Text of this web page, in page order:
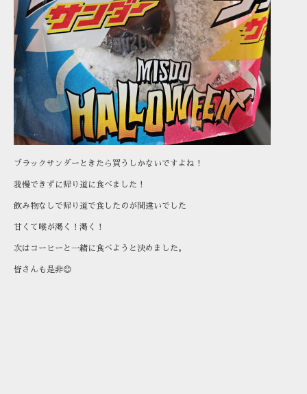
ブラックサンダーときたら買うしかないですよね！
我慢できずに帰り道に食べました！
飲み物なしで帰り道で食したのが間違いでした
甘くて喉が渇く！渇く！
次はコーヒーと一緒に食べようと決めました。
皆さんも是非😊